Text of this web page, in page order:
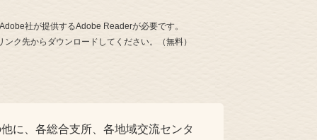
社が提供するAdobe Readerが必要です。
ク先からダウンロードしてください。（無料）
に、各総合支所、各地域交流センタ